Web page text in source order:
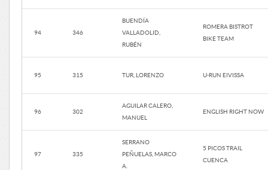
94 346
BUENDÍA
VALLADOLID,
RUBÉN
ROMERA BISTROT
BIKE TEAM
95 315 TUR, LORENZO U-RUN EIVISSA
96 302
AGUILAR CALERO,
MANUEL
ENGLISH RIGHT NOW
97 335
SERRANO
PEÑUELAS, MARCO
A.
5 PICOS TRAIL
CUENCA